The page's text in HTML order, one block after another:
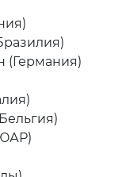
(США)